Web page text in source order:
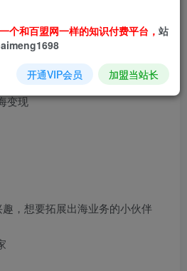
变现
，想要拓展出海业务的小伙伴
个和百盟网一样的知识付费平台， 站
开通VIP会员 加盟当站长